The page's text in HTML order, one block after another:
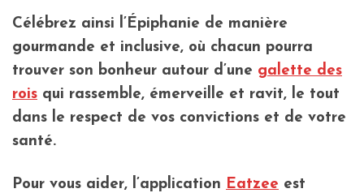
Célébrez ainsi l’Épiphanie de manière
gourmande et inclusive, où chacun pourra
trouver son bonheur autour d’une galette des
rois qui rassemble, émerveille et ravit, le tout
dans le respect de vos convictions et de votre
santé.
Pour vous aider, l’application Eatzee est